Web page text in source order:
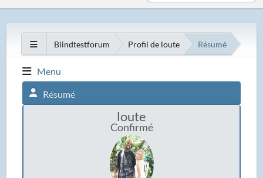
Blindtestforum Profil de loute Résumé
Menu
Résumé
loute
Confirmé